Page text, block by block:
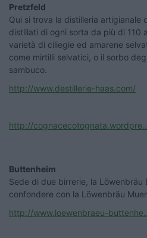
Pretzfeld
Qui si trova la distilleria artigianale
distillati di ogni sorta da più di 110
varietà di ciliegie ed amarene
come mirtilli selvatici, o il sorbo
sambuco.
http://www.destillerie-haas.com/
http://
Buttenheim
Sede di due birrerie, la Löwenbräu
confondere con la Löwenbräu
http://www.loewenbraeu-